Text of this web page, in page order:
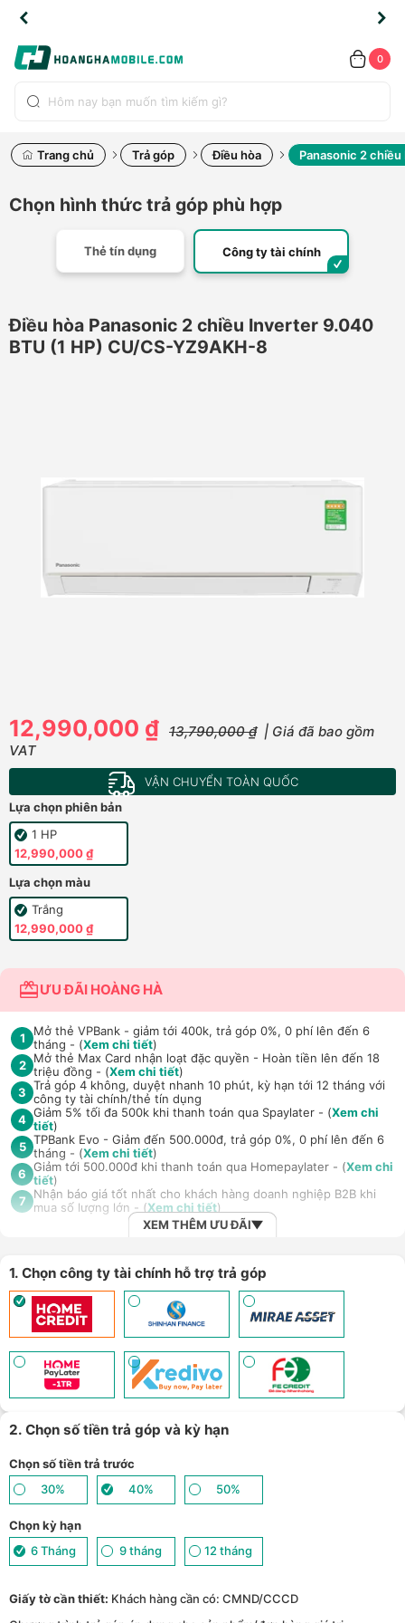
0
Trang chủ Trả góp Điều hòa Panasonic 2
Chọn hình thức trả góp phù hợp
Thẻ tín dụng Công ty tài chính
Điều hòa Panasonic 2 chiều Inverter 9.040
BTU (1 HP) CU/CS-YZ9AKH-8
12,990,000 ₫ 13,790,000 ₫ | Giá đã bao gồm
VAT
VẬN CHUYỂN TOÀN QUỐC
Lựa chọn phiên bản
1 HP
12,990,000 ₫
Lựa chọn màu
Trắng
12,990,000 ₫
ƯU ĐÃI HOÀNG HÀ
1
Mở thẻ VPBank - giảm tới 400k, trả góp 0%, 0 phí lên đến 6
tháng - (Xem chi tiết)
2 Mở thẻ Max Card nhận loạt đặc quyền - Hoàn tiền lên đến 18
triệu đồng - (Xem chi tiết)
3 Trả góp 4 không, duyệt nhanh 10 phút, kỳ hạn tới 12 tháng với
công ty tài chính/thẻ tín dụng
4 Giảm 5% tối đa 500k khi thanh toán qua Spaylater - (Xem chi
tiết)
5 TPBank Evo - Giảm đến 500.000đ, trả góp 0%, 0 phí lên đến 6
tháng - (Xem chi tiết)
6 Giảm tới 500.000đ khi thanh toán qua Homepaylater - (Xem chi
tiết)
7
Nhận báo giá tốt nhất cho khách hàng doanh nghiệp B2B khi
mua số lượng lớn - (Xem chi tiết)
XEM THÊM ƯU ĐÃI
1. Chọn công ty tài chính hỗ trợ trả góp
2. Chọn số tiền trả góp và kỳ hạn
Chọn số tiền trả trước
30%
40% 50%
Chọn kỳ hạn
6 Tháng
9 tháng 12 tháng
Giấy tờ cần thiết: Khách hàng cần có: CMND/CCCD